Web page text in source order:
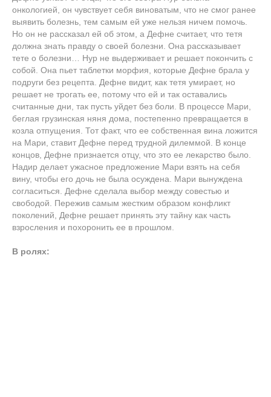
онкологией, он чувствует себя виноватым, что не смог ранее
выявить болезнь, тем самым ей уже нельзя ничем помочь.
Но он не рассказал ей об этом, а Дефне считает, что тетя
должна знать правду о своей болезни. Она рассказывает
тете о болезни… Нур не выдерживает и решает покончить с
собой. Она пьет таблетки морфия, которые Дефне брала у
подруги без рецепта. Дефне видит, как тетя умирает, но
решает не трогать ее, потому что ей и так оставались
считанные дни, так пусть уйдет без боли. В процессе Мари,
беглая грузинская няня дома, постепенно превращается в
козла отпущения. Тот факт, что ее собственная вина ложится
на Мари, ставит Дефне перед трудной дилеммой. В конце
концов, Дефне признается отцу, что это ее лекарство было.
Надир делает ужасное предложение Мари взять на себя
вину, чтобы его дочь не была осуждена. Мари вынуждена
согласиться. Дефне сделала выбор между совестью и
свободой. Пережив самым жестким образом конфликт
поколений, Дефне решает принять эту тайну как часть
взросления и похоронить ее в прошлом.
В ролях: